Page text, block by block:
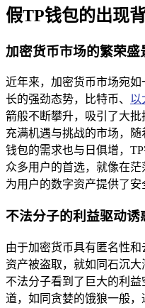
假TP钱包的出现
加密货币市场的繁荣盛
近年来，加密货币市场宛
长的强劲态势，比特币、 以
箭般不断攀升，吸引了大
充满机遇与挑战的市场，
钱包的需求也与日俱增，
众多用户的首选，就像在茫
为用户的数字资产提供了安
不法分子的利益驱动诱
由于加密货币具有匿名性
资产被盗取，就如同石沉
不法分子看到了巨大的利
道，如同贪婪的饿狼一般